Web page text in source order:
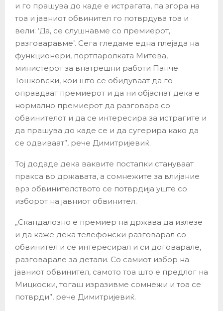
и го прашува до каде е истрагата, па згора на
тоа и јавниот обвинител го потврдува тоа и
вели: ‘Да, се слушнавме со премиерот,
разговаравме’. Сега гледаме една плејада на
функционери, портпаролката Митева,
министерот за внатрешни работи Панче
Тошковски, кои што се обидуваат да го
оправдаат премиерот и да ни објаснат дека е
нормално премиерот да разговара со
обвинителот и да се интересира за истрагите и
да прашува до каде се и да сугерира како да
се одвиваат”, рече Димитријевиќ.
Тој додаде дека ваквите постапки стануваат
пракса во државата, а сомнежите за влијание
врз обвинителството се потврдија уште со
изборот на јавниот обвинител.
„Скандалозно е премиер на држава да излезе
и да каже дека телефонски разговарал со
обвинител и се интересирал и си договарале,
разговарале за детали. Со самиот избор на
јавниот обвинител, самото тоа што е предлог на
Мицкоски, тогаш изразивме сомнежи и тоа се
потврди”, рече Димитријевиќ.